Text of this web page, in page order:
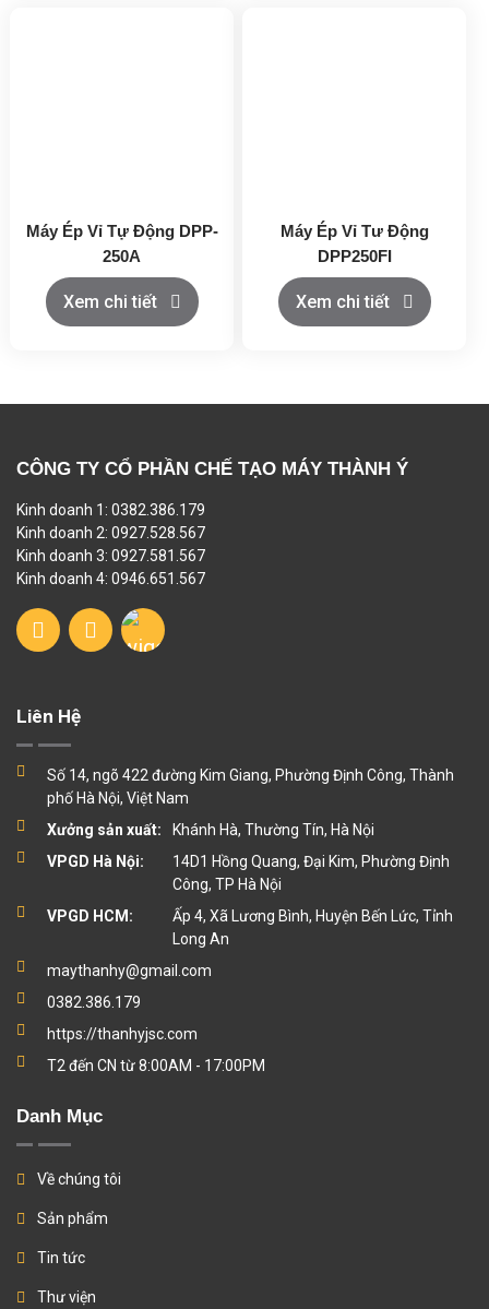
Máy Ép Vỉ Tự Động DPP-
250A
Xem chi tiết
Máy Ép Vỉ Tư Động
DPP250FI
Xem chi tiết
CÔNG TY CỔ PHẦN CHẾ TẠO MÁY THÀNH Ý
Kinh doanh 1: 0382.386.179
Kinh doanh 2: 0927.528.567
Kinh doanh 3: 0927.581.567
Kinh doanh 4: 0946.651.567
Liên Hệ
Số 14, ngõ 422 đường Kim Giang, Phường Định Công, Thành
phố Hà Nội, Việt Nam
Xưởng sản xuất:
Khánh Hà, Thường Tín, Hà Nội
VPGD Hà Nội:
14D1 Hồng Quang, Đại Kim, Phường Định
Công, TP Hà Nội
VPGD HCM:
Ấp 4, Xã Lương Bình, Huyện Bến Lức, Tỉnh
Long An
maythanhy@gmail.com
0382.386.179
https://thanhyjsc.com
T2 đến CN từ 8:00AM - 17:00PM
Danh Mục
Về chúng tôi
Sản phẩm
Tin tức
Thư viện